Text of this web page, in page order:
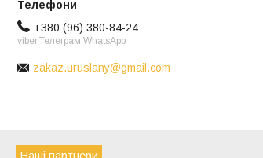
+380 (96) 380-84-24
viber,Телеграм,WhatsApp
zakaz.uruslany@gmail.com